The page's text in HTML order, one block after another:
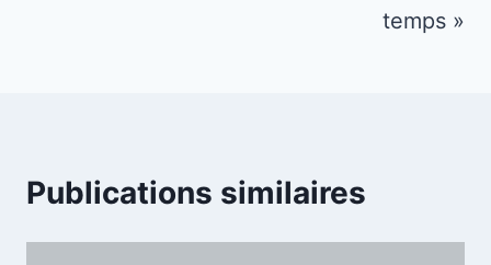
temps »
Publications similaires